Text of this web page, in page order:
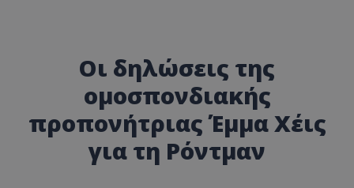
Οι δηλώσεις της
ομοσπονδιακής
προπονήτριας Έμμα Χέις
για τη Ρόντμαν